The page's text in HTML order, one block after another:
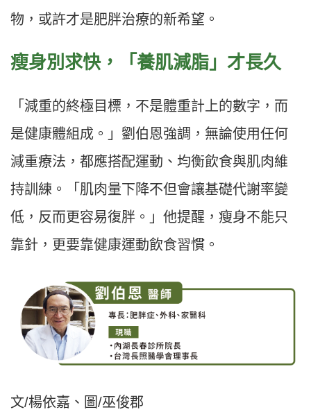
物，或許才是肥胖治療的新希望。
瘦身別求快，「養肌減脂」才長久
「減重的終極目標，不是體重計上的數字，而
是健康體組成。」劉伯恩強調，無論使用任何
減重療法，都應搭配運動、均衡飲食與肌肉維
持訓練。「肌肉量下降不但會讓基礎代謝率變
低，反而更容易復胖。」他提醒，瘦身不能只
靠針，更要靠健康運動飲食習慣。
文/楊依嘉、圖/巫俊郡